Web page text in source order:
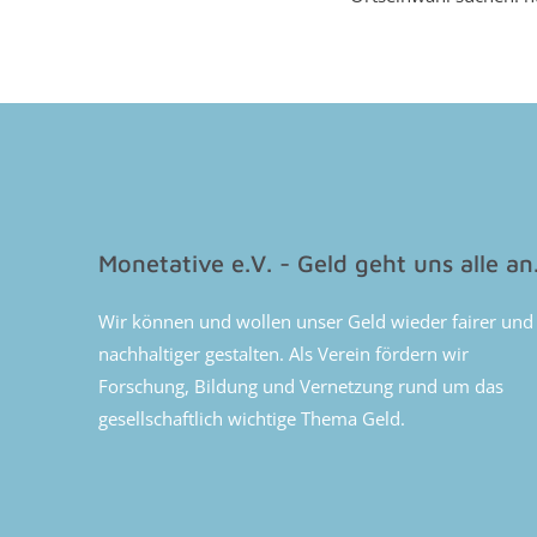
Monetative e.V. - Geld geht uns alle
Wir können und wollen unser Geld wieder fairer und
nachhaltiger gestalten. Als Verein fördern wir
Forschung, Bildung und Vernetzung rund um das
gesellschaftlich wichtige Thema Geld.